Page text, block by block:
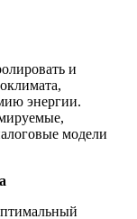
и
энергии.
модели